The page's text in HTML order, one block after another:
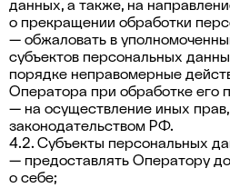
данных, а также, на
о прекращении обработки
— обжаловать в
субъектов персональных
порядке неправомерные
Оператора при обработке его
— на осуществление иных
законодательством РФ.
4.2. Субъекты персональных
— предоставлять Оператору
о себе;